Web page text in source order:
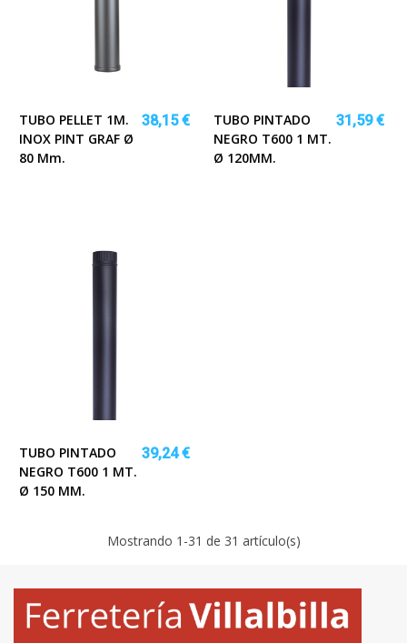
TUBO PELLET 1M.
INOX PINT GRAF Ø
80 Mm.
38,15 €
TUBO PINTADO
NEGRO T600 1 MT.
Ø 120MM.
31,59 €
TUBO PINTADO
NEGRO T600 1 MT.
Ø 150 MM.
39,24 €
Mostrando 1 -31 de 31 artículo(s)